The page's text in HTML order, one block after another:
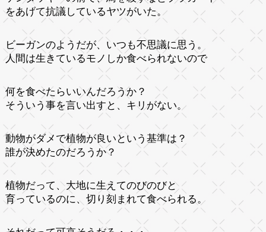
をあげて抗議しているヤツがいた。
ビーガンのようだが、いつも不思議に思う。
人間は生きているモノしか食べられないので
何を食べたらいいんだろうか？
そういう事を言い出すと、キリがない。
動物がダメで植物が良いという基準は？
誰が決めたのだろうか？
植物だって、大地に生えてのびのびと
育っているのに、切り刻まれて食べられる。